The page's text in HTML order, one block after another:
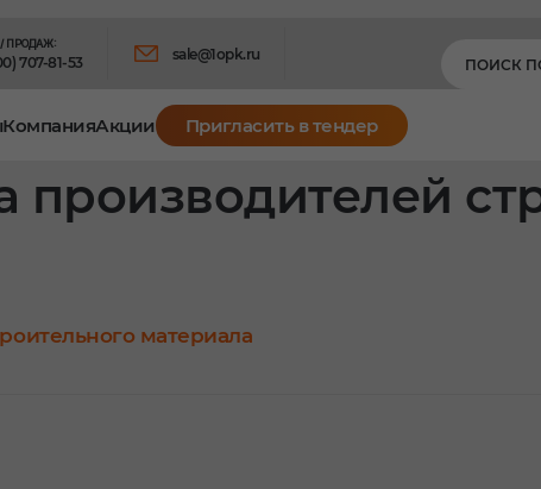
ПРОДАЖ:
707-81-53 sale@1opk.ru
КомпанияАкции Пригласить в тендер
производителей
материала